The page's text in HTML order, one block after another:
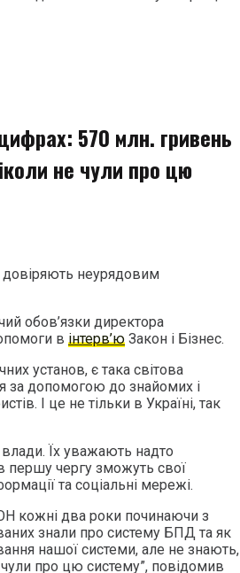
570 млн. гривень
не чули про цю
неурядовим
обов’язки директора
в інтерв’ю Закон і Бізнес.
установ, є така світова
за допомогою до знайомих і
І це не тільки в Україні, так
Їх уважають надто
чергу зможуть свої
та соціальні мережі.
кожні два роки починаючи з
знали про систему БПД та як
нашої системи, але не знають,
чули про цю систему”, повідомив